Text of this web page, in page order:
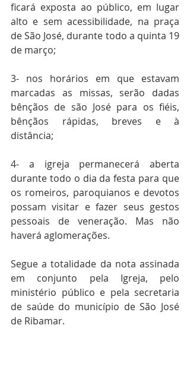
ficará exposta ao público, em lugar
alto e sem acessibilidade, na praça
de São José, durante todo a quinta 19
de março;
3- nos horários em que estavam
marcadas as missas, serão dadas
bênçãos de são José para os fiéis,
bênçãos rápidas, breves e à
distância;
4- a igreja permanecerá aberta
durante todo o dia da festa para que
os romeiros, paroquianos e devotos
possam visitar e fazer seus gestos
pessoais de veneração. Mas não
haverá aglomerações.
Segue a totalidade da nota assinada
em conjunto pela Igreja, pelo
ministério público e pela secretaria
de saúde do município de São José
de Ribamar.